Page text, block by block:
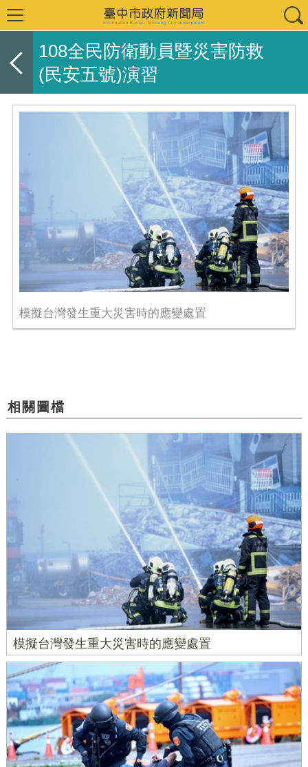
108全民防衛動員暨災害防救
(民安五號)演習
模擬台灣發生重大災害時的應變處置
相關圖檔
模擬台灣發生重大災害時的應變處置